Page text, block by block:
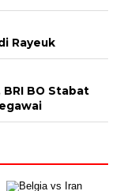
Rayeuk
BRI BO Stabat